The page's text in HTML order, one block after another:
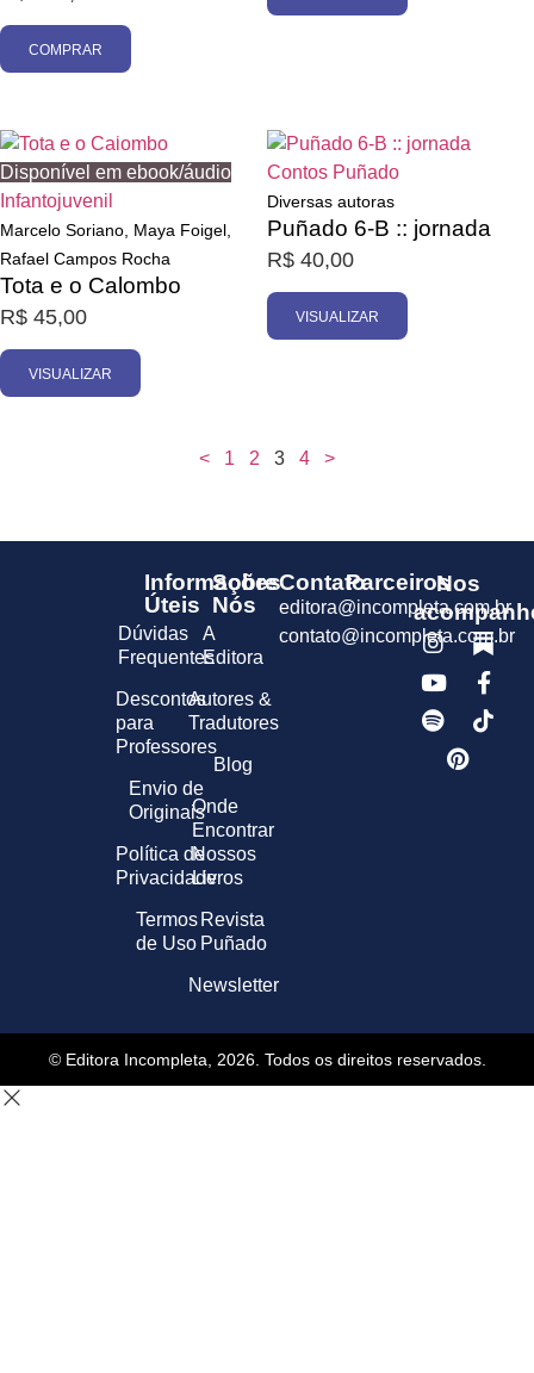
COMPRAR
Disponível em ebook/áudio
Infantojuvenil
Marcelo Soriano, Maya Foigel,
Rafael Campos Rocha
Tota e o Calombo
R$ 45,00
VISUALIZAR
Contos Puñado
Diversas autoras
Puñado 6-B :: jornada
R$ 40,00
VISUALIZAR
< 1 2 3 4 >
Informações
Úteis
Dúvidas
Frequentes
Descontos
para
Professores
Envio de
Originais
Política de
Privacidade
Termos
de Uso
Sobre
Nós
A
Editora
Autores &
Tradutores
Blog
Onde
Encontrar
Nossos
Livros
Revista
Puñado
Newsletter
Contato
editora@incompleta.com.br
contato@incompleta.com.br
ParceirosNos
© Editora Incompleta, 2026. Todos os direitos reservados.